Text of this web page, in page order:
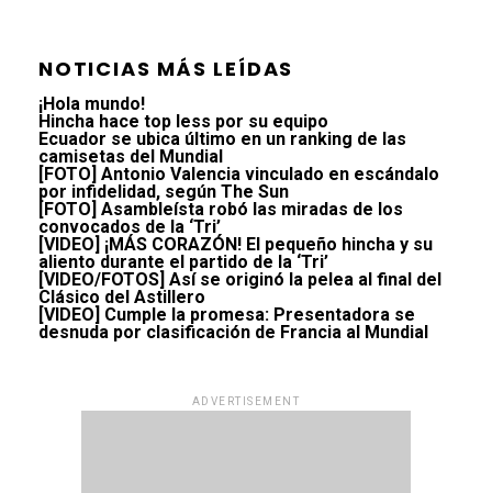
NOTICIAS MÁS LEÍDAS
¡Hola mundo!
Hincha hace top less por su equipo
Ecuador se ubica último en un ranking de las
camisetas del Mundial
[FOTO] Antonio Valencia vinculado en escándalo
por infidelidad, según The Sun
[FOTO] Asambleísta robó las miradas de los
convocados de la ‘Tri’
[VIDEO] ¡MÁS CORAZÓN! El pequeño hincha y su
aliento durante el partido de la ‘Tri’
[VIDEO/FOTOS] Así se originó la pelea al final del
Clásico del Astillero
[VIDEO] Cumple la promesa: Presentadora se
desnuda por clasificación de Francia al Mundial
ADVERTISEMENT